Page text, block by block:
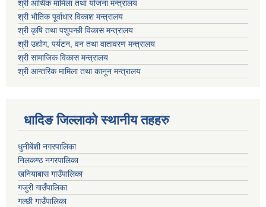
श्री आर्थिक मामिला तथा योजना मन्त्रालय
श्री भौतिक पूर्वाधार विकाश मन्त्रालय
श्री कृषि तथा पशुपन्छी विकास मन्त्रालय
श्री उद्योग, पर्यटन, वन तथा वातावरण मन्त्रालय
श्री सामाजिक विकास मन्त्रालय
श्री आन्तरिक मामिला तथा कानून मन्त्रालय
धादिङ जिल्लाकाे स्थानीय तहहरु
धुनीबेंशी नगरपालिका
निलकण्ठ नगरपालिका
खनियाबास गाउँपालिका
गजुरी गाउँपालिका
गल्छी गाउँपालिका